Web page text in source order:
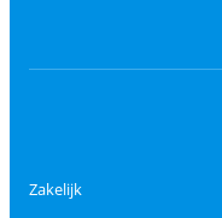
Zakelijk